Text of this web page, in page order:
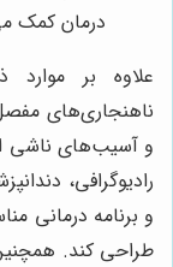
درمان کمک
علاوه بر
و آسیب‌های ناشی از
و برنامه درمانی
طراحی کند.